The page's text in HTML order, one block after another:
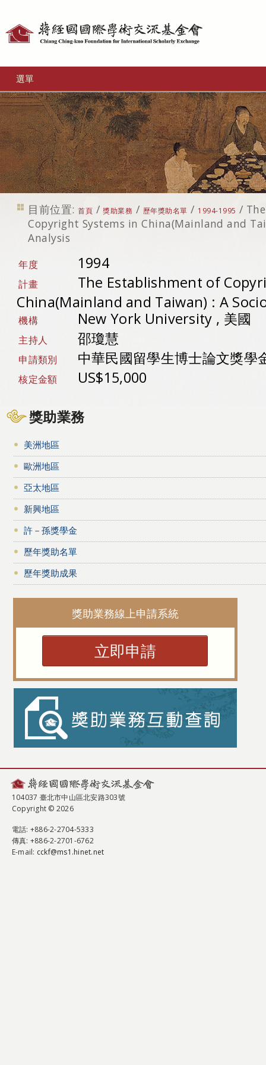
選單
目前位置: 首頁 /獎助業務 / 歷年獎助名單 / 1994-1995 /
Copyright Systems in China(Mainland and
Analysis
年度 1994
計畫
The Establishment of
China(Mainland and Taiwan) : A
機構 New York University , 美國
主持人 邵瓊慧
申請類別 中華民國留學生博士論文獎學
核定金額 US$15,000
獎助業務
美洲地區
歐洲地區
亞太地區
新興地區
許－孫獎學金
歷年獎助名單
歷年獎助成果
獎助業務線上申請系統
立即申請
104037 臺北市中山區北安路303號
Copyright © 2026
電話: +886-2-2704-5333
傳真: +886-2-2701-6762
E-mail: cckf@ms1.hinet.net